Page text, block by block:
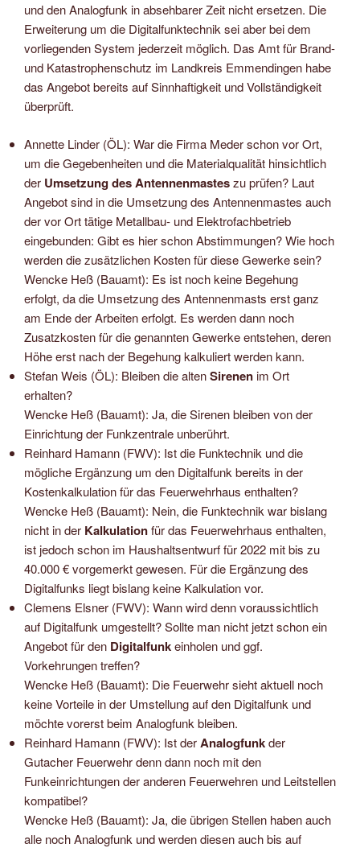
und den Analogfunk in absehbarer Zeit nicht ersetzen. Die
Erweiterung um die Digitalfunktechnik sei aber bei dem
vorliegenden System jederzeit möglich. Das Amt für Brand-
und Katastrophenschutz im Landkreis Emmendingen habe
das Angebot bereits auf Sinnhaftigkeit und Vollständigkeit
überprüft.
Annette Linder (ÖL): War die Firma Meder schon vor Ort,
um die Gegebenheiten und die Materialqualität hinsichtlich
der Umsetzung des Antennenmasteszu prüfen? Laut
Angebot sind in die Umsetzung des Antennenmastes auch
der vor Ort tätige Metallbau- und Elektrofachbetrieb
eingebunden: Gibt es hier schon Abstimmungen? Wie hoch
werden die zusätzlichen Kosten für diese Gewerke sein?
Wencke Heß (Bauamt): Es ist noch keine Begehung
erfolgt, da die Umsetzung des Antennenmasts erst ganz
am Ende der Arbeiten erfolgt. Es werden dann noch
Zusatzkosten für die genannten Gewerke entstehen, deren
Höhe erst nach der Begehung kalkuliert werden kann.
Stefan Weis (ÖL): Bleiben die altenSirenenim Ort
erhalten?
Wencke Heß (Bauamt): Ja, die Sirenen bleiben von der
Einrichtung der Funkzentrale unberührt.
Reinhard Hamann (FWV): Ist die Funktechnik und die
mögliche Ergänzung um den Digitalfunk bereits in der
Kostenkalkulation für das Feuerwehrhaus enthalten?
Wencke Heß (Bauamt): Nein, die Funktechnik war bislang
nicht in der Kalkulationfür das Feuerwehrhaus enthalten,
ist jedoch schon im Haushaltsentwurf für 2022 mit bis zu
40.000 € vorgemerkt gewesen. Für die Ergänzung des
Digitalfunks liegt bislang keine Kalkulation vor.
Clemens Elsner (FWV): Wann wird denn voraussichtlich
auf Digitalfunk umgestellt? Sollte man nicht jetzt schon ein
Angebot für den Digitalfunkeinholen und ggf.
Vorkehrungen treffen?
Wencke Heß (Bauamt): Die Feuerwehr sieht aktuell noch
keine Vorteile in der Umstellung auf den Digitalfunk und
möchte vorerst beim Analogfunk bleiben.
Reinhard Hamann (FWV): Ist derAnalogfunkder
Gutacher Feuerwehr denn dann noch mit den
Funkeinrichtungen der anderen Feuerwehren und Leitstellen
kompatibel?
Wencke Heß (Bauamt): Ja, die übrigen Stellen haben auch
alle noch Analogfunk und werden diesen auch bis auf